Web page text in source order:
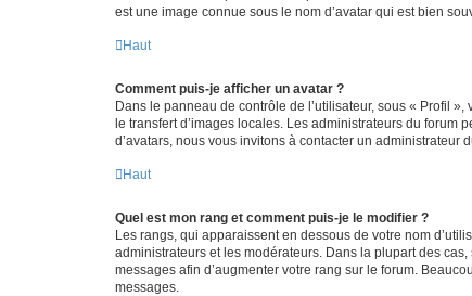
est une image connue sous le nom d’avatar qui est bien
Haut
Comment puis-je afficher un avatar ?
Dans le panneau de contrôle de l’utilisateur, sous « Profil
le transfert d’images locales. Les administrateurs du forum
d’avatars, nous vous invitons à contacter un administrateur
Haut
Quel est mon rang et comment puis-je le modifier ?
Les rangs, qui apparaissent en dessous de votre nom
administrateurs et les modérateurs. Dans la plupart des
messages afin d’augmenter votre rang sur le forum.
messages.